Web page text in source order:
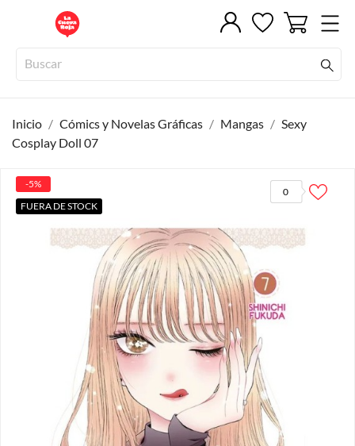
Inicio Cómics y Novelas Gráficas Mangas
Sexy
Cosplay Doll 07
0
-5%
FUERA DE STOCK